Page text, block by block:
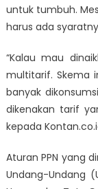
untuk tumbuh.
harus ada
“Kalau mau
multitarif. Skema
banyak
dikenakan tarif
kepada
Aturan PPN yang
Undang-Undang